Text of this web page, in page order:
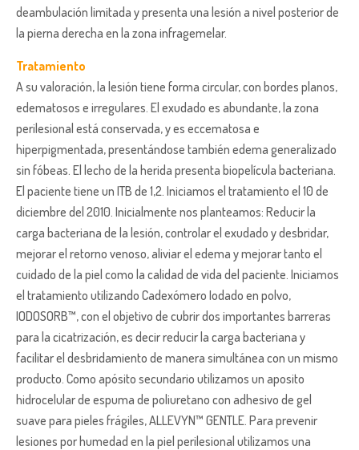
deambulación limitada y presenta una lesión a nivel posterior de
la pierna derecha en la zona infragemelar.
Tratamiento
A su valoración, la lesión tiene forma circular, con bordes planos,
edematosos e irregulares. El exudado es abundante, la zona
perilesional está conservada, y es eccematosa e
hiperpigmentada, presentándose también edema generalizado
sin fóbeas. El lecho de la herida presenta biopelícula bacteriana.
El paciente tiene un ITB de 1,2. Iniciamos el tratamiento el 10 de
diciembre del 2010. Inicialmente nos planteamos: Reducir la
carga bacteriana de la lesión, controlar el exudado y desbridar,
mejorar el retorno venoso, aliviar el edema y mejorar tanto el
cuidado de la piel como la calidad de vida del paciente. Iniciamos
el tratamiento utilizando Cadexómero Iodado en polvo,
IODOSORB™, con el objetivo de cubrir dos importantes barreras
para la cicatrización, es decir reducir la carga bacteriana y
facilitar el desbridamiento de manera simultánea con un mismo
producto. Como apósito secundario utilizamos un aposito
hidrocelular de espuma de poliuretano con adhesivo de gel
suave para pieles frágiles, ALLEVYN™ GENTLE. Para prevenir
lesiones por humedad en la piel perilesional utilizamos una